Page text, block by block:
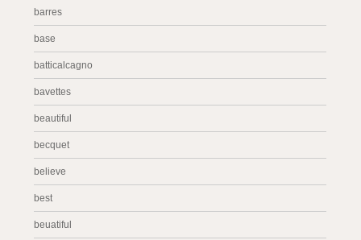
barres
base
batticalcagno
bavettes
beautiful
becquet
believe
best
beuatiful